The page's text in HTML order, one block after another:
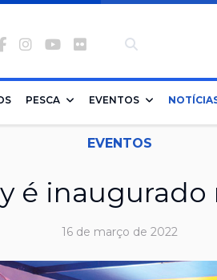
Facebook
Instagram
Youtube
Flickr
banco
PESCA EVENTOS
EVENTOS
é
16 de março de 2022